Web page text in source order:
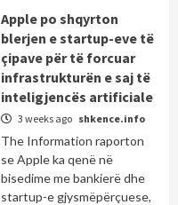
Apple po shqyrton
blerjen e startup-eve të
çipave për të forcuar
infrastrukturën e saj të
inteligjencës artificiale
3 weeks ago shkence.info
The Information raporton
se Apple ka qenë në
bisedime me bankierë dhe
startup-e gjysmëpërçuese,